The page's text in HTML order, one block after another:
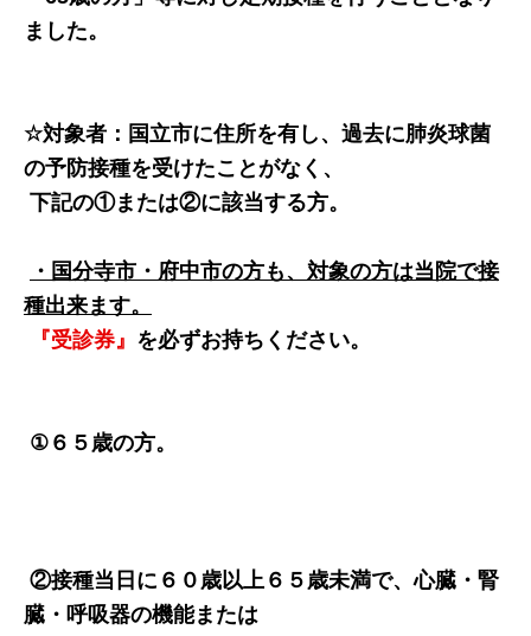
ました。
☆対象者：国立市に住所を有し、過去に肺炎球菌
の予防接種を受けたことがなく、
下記の①または②に該当する方。
・国分寺市・府中市の方も、対象の方は当院で接
種出来ます。
『受診券』 を必ずお持ちください。
①６５歳の方。
②接種当日に６０歳以上６５歳未満で、心臓・腎
臓・呼吸器の機能または